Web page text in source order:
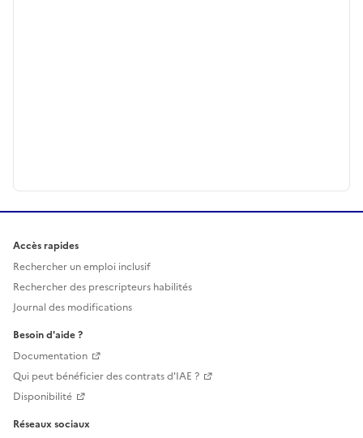
Accès rapides
Rechercher un emploi inclusif
Rechercher des prescripteurs habilités
Journal des modifications
Besoin d'aide ?
Documentation
Qui peut bénéficier des contrats d'IAE ?
Disponibilité
Réseaux sociaux